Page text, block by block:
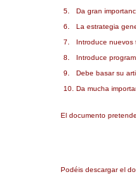
5.Da gran
6.La estrategia
7. Introduce nuevos
8. Introduce
9.Debe basar su
10.Da mucha
El documento
Podéis descargar el